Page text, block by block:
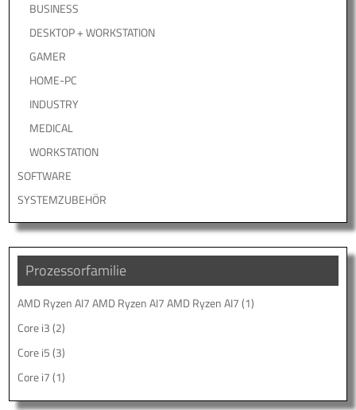
BUSINESS
DESKTOP + WORKSTATION
GAMER
HOME-PC
INDUSTRY
MEDICAL
WORKSTATION
SOFTWARE
SYSTEMZUBEHÖR
Prozessorfamilie
AMD Ryzen AI7 AMD Ryzen AI7 AMD Ryzen AI7 (1)
Core i3 (2)
Core i5 (3)
Core i7 (1)